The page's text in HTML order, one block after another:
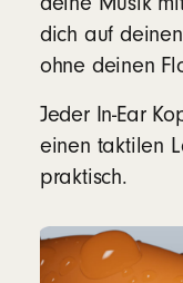
dich auf
ohne deinen
Jeder In-Ear
einen taktilen
praktisch.